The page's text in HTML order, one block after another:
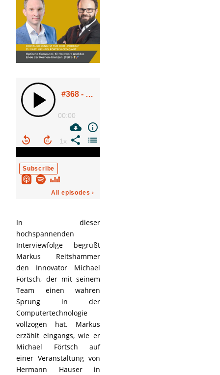
In dieser
hochspannenden
Interviewfolge begrüßt
Markus Reitshammer
den Innovator Michael
Förtsch, der mit seinem
Team einen wahren
Sprung in der
Computertechnologie
vollzogen hat. Markus
erzählt eingangs, wie er
Michael Förtsch auf
einer Veranstaltung von
Hermann Hauser in